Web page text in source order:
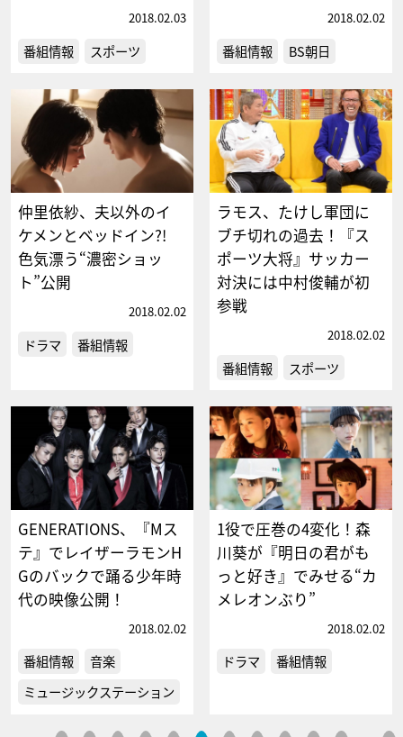
2018.02.03
番組情報 スポーツ
2018.02.02
番組情報 BS朝日
仲里依紗、夫以外のイ
ケメンとベッドイン?!
色気漂う“濃密ショッ
ト”公開
2018.02.02
ドラマ 番組情報
ラモス、たけし軍団に
ブチ切れの過去！『ス
ポーツ大将』サッカー
対決には中村俊輔が初
参戦
2018.02.02
番組情報 スポーツ
GENERATIONS、『Mス
テ』でレイザーラモンH
Gのバックで踊る少年時
代の映像公開！
2018.02.02
番組情報
音楽
ミュージックステーション
1役で圧巻の4変化！森
川葵が『明日の君がも
っと好き』でみせる“カ
メレオンぶり”
2018.02.02
ドラマ 番組情報